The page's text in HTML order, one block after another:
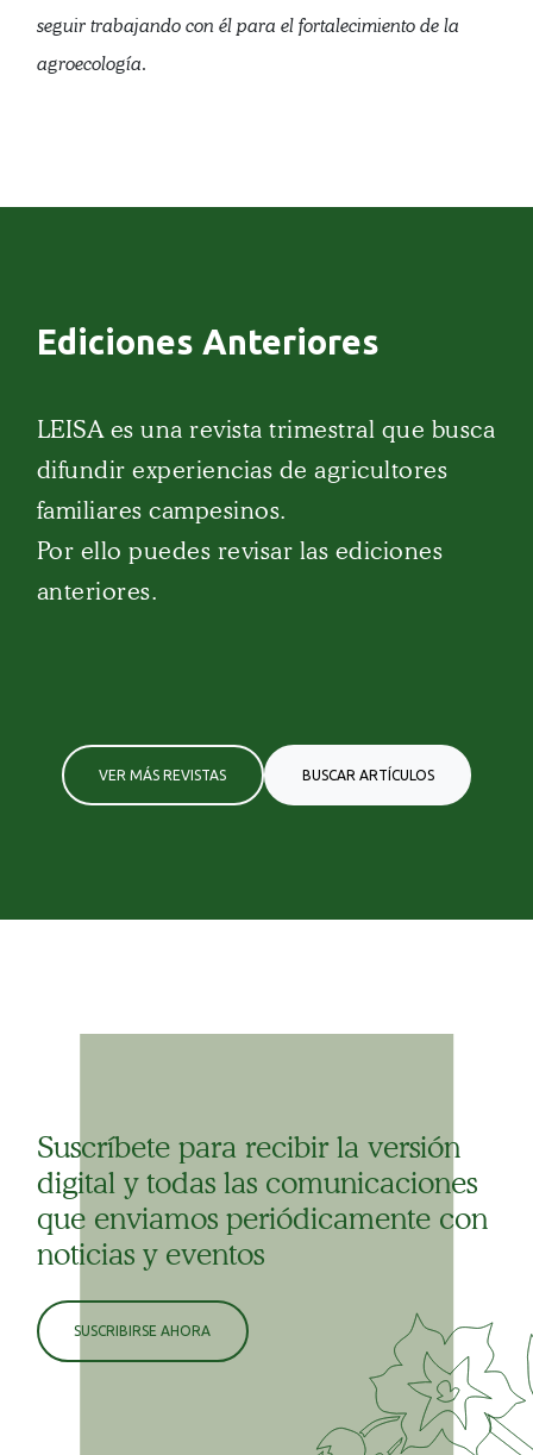
seguir trabajando con él para el fortalecimiento de la
agroecología.
Ediciones Anteriores
LEISA es una revista trimestral que busca
difundir experiencias de agricultores
familiares campesinos.
Por ello puedes revisar las ediciones
anteriores.
VER MÁS REVISTAS BUSCAR ARTÍCULOS
Suscríbete para recibir la versión
digital y todas las comunicaciones
que enviamos periódicamente con
noticias y eventos
SUSCRIBIRSE AHORA